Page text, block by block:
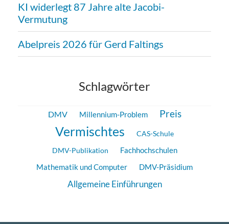
KI widerlegt 87 Jahre alte Jacobi-
Vermutung
Abelpreis 2026 für Gerd Faltings
Schlagwörter
DMV Millennium-Problem Preis
Vermischtes
CAS-Schule
DMV-Publikation
Fachhochschulen
Mathematik und Computer
DMV-Präsidium
Allgemeine Einführungen